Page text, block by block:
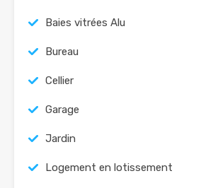
Baies vitrées Alu
Bureau
Cellier
Garage
Jardin
Logement en lotissement